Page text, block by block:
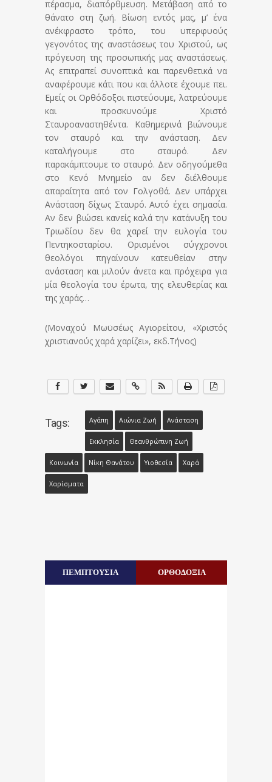
πέρασμα, διαπόρθμευση. Μετάβαση από το
θάνατο στη ζωή. Βίωση εντός μας, μ’ ένα
ανέκφραστο τρόπο, του υπερφυούς
γεγονότος της αναστάσεως του Χριστού, ως
πρόγευση της προσωπικής μας αναστάσεως.
Ας επιτραπεί συνοπτικά και παρενθετικά να
αναφέρουμε κάτι που και άλλοτε έχουμε πει.
Εμείς οι Ορθόδοξοι πιστεύουμε, λατρεύουμε
και προσκυνούμε Χριστό
Σταυροαναστηθέντα. Καθημερινά βιώνουμε
τον σταυρό και την ανάσταση. Δεν
καταλήγουμε στο σταυρό. Δεν
παρακάμπτουμε το σταυρό. Δεν οδηγούμεθα
στο Κενό Μνημείο αν δεν διέλθουμε
απαραίτητα από τον Γολγοθά. Δεν υπάρχει
Ανάσταση δίχως Σταυρό. Αυτό έχει σημασία.
Αν δεν βιώσει κανείς καλά την κατάνυξη του
Τριωδίου δεν θα χαρεί την ευλογία του
Πεντηκοσταρίου. Ορισμένοι σύγχρονοι
θεολόγοι πηγαίνουν κατευθείαν στην
ανάσταση και μιλούν άνετα και πρόχειρα για
μία θεολογία του έρωτα, της ελευθερίας και
της χαράς…
(Μοναχού Μωϋσέως Αγιορείτου, «Χριστός
χριστιανούς χαρά χαρίζει», εκδ.Τήνος)
Tags: Αγάπη Αιώνια Ζωή Ανάσταση
Εκκλησία Θεανθρώπινη Ζωή
Κοινωνία Νίκη Θανάτου Υιοθεσία Χαρά
Χαρίσματα
ΠΕΜΠΤΟΥΣΙΑ ΟΡΘΟΔΟΞΙΑ